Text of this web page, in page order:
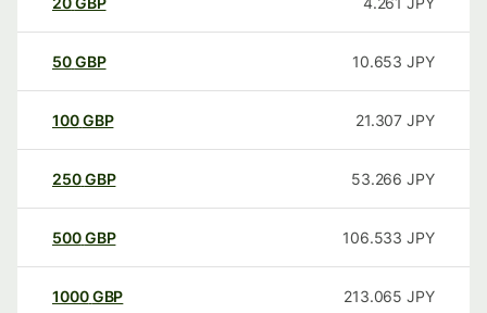
50GBP 10.653 JPY
100GBP 21.307 JPY
250GBP 53.266 JPY
500GBP 106.533 JPY
1000GBP 213.065 JPY